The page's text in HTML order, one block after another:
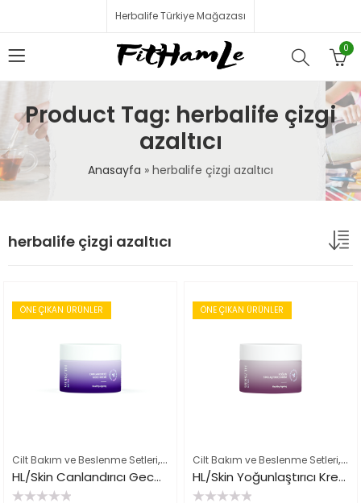
Herbalife Türkiye Mağazası
0
Product Tag: herbalife çizgi
azaltıcı
Anasayfa » herbalife çizgi azaltıcı
herbalife çizgi azaltıcı
ÖNE ÇIKAN ÜRÜNLER
Cilt Bakım ve Beslenme Setleri, Çok Satılan Ürünler,Herbalife Cilt
HL/Skin Canlandırıcı Gece Kremi 50 ml
ÖNE ÇIKAN ÜRÜNLER
Cilt Bakım ve Beslenme Setleri,
HL/Skin Yoğunlaştırıcı Krem 50 ml